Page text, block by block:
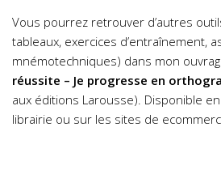
Vous pourrez retrouver d’autres
tableaux, exercices d’entraînement,
mnémotechniques) dans mon
réussite – Je progresse en
aux éditions Larousse). Disponible
librairie ou sur les sites de